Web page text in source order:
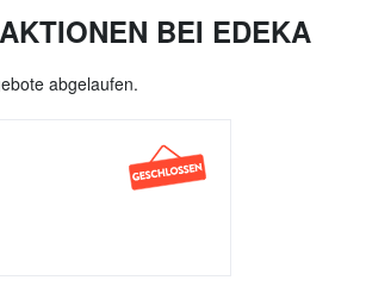
BEI EDEKA
abgelaufen.